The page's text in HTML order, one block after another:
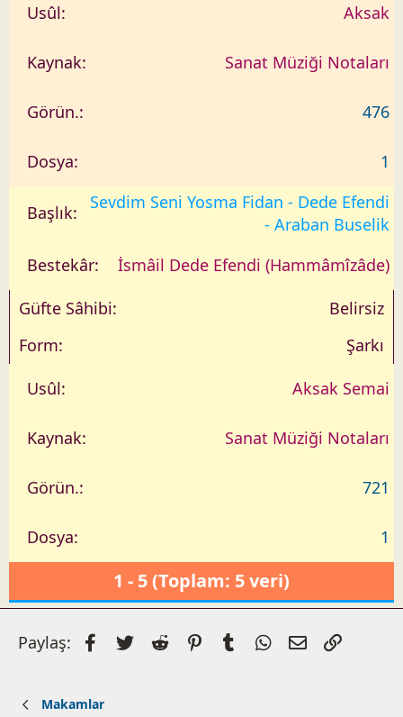
Aksak
Sanat Müziği Notaları
476
1
Sevdim Seni Yosma Fidan - Dede Efendi
- Araban Buselik
İsmâil Dede Efendi (Hammâmîzâde)
Belirsiz
Şarkı
Aksak Semai
Sanat Müziği Notaları
721
1
1 - 5 (Toplam: 5 veri)
Paylaş: FacebookTwitterReddit PinterestTumblrWhatsApp
E-posta
Makamlar